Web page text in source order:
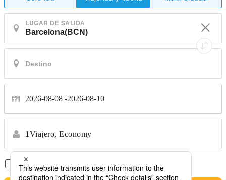
LUGAR DE SALIDA
2026-08-08 2026-08-10
1Viajero, Economy
Solo Vuelos Directos *No se permiten transferencias